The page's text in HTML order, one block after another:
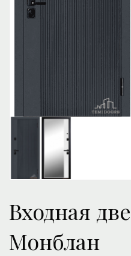
Входная
Монблан